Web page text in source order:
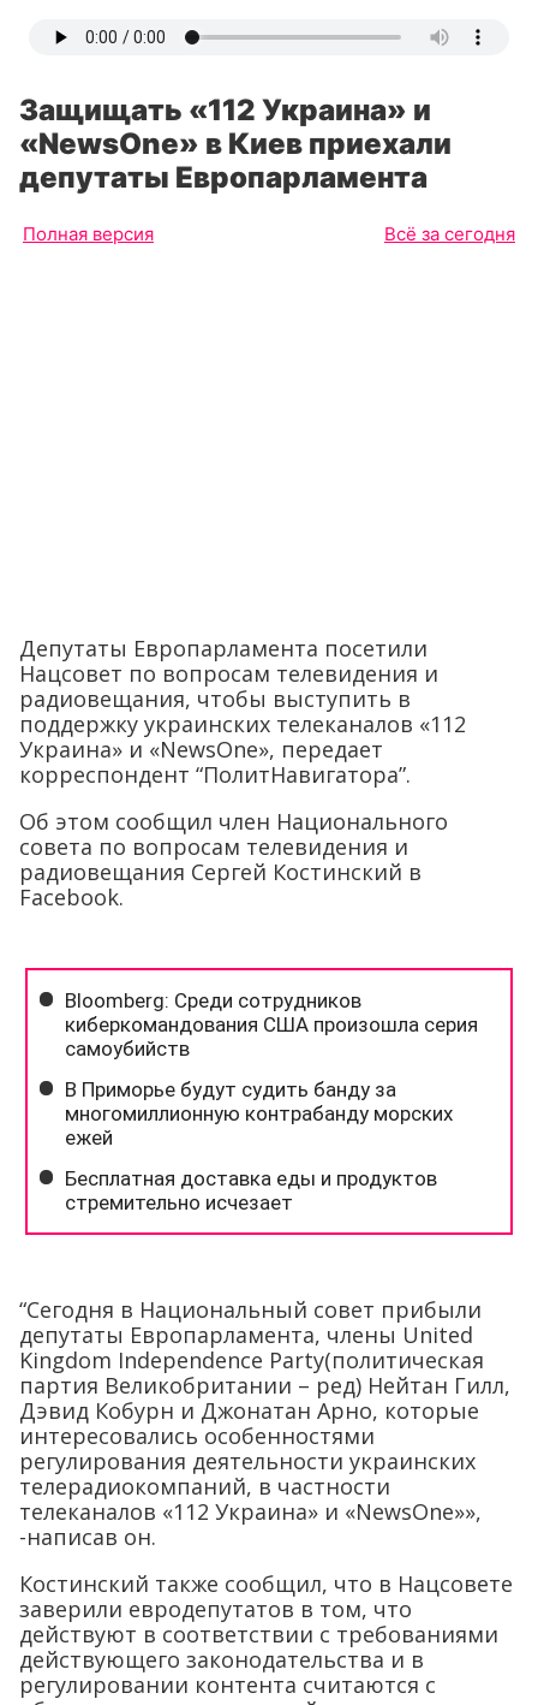
Защищать «112 Украина» и
«NewsOne» в Киев приехали
депутаты Европарламента
Полная версия Всё за сегодня
Депутаты Европарламента посетили
Нацсовет по вопросам телевидения и
радиовещания, чтобы выступить в
поддержку украинских телеканалов «112
Украина» и «NewsOne», передает
корреспондент “ПолитНавигатора”.
Об этом сообщил член Национального
совета по вопросам телевидения и
радиовещания Сергей Костинский в
Facebook.
“Сегодня в Национальный совет прибыли
депутаты Европарламента, члены United
Kingdom Independence Party(политическая
партия Великобритании – ред) Нейтан Гилл,
Дэвид Кобурн и Джонатан Арно, которые
интересовались особенностями
регулирования деятельности украинских
телерадиокомпаний, в частности
телеканалов «112 Украина» и «NewsOne»»,
-написав он.
Костинский также сообщил, что в Нацсовете
заверили евродепутатов в том, что
действуют в соответствии с требованиями
действующего законодательства и в
регулировании контента считаются с